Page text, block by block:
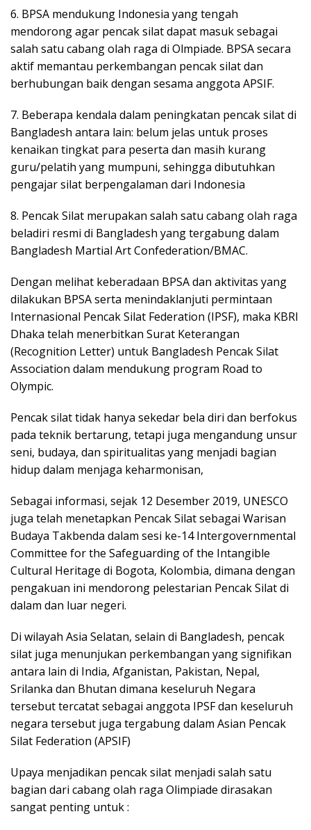
6. BPSA mendukung Indonesia yang tengah
mendorong agar pencak silat dapat masuk sebagai
salah satu cabang olah raga di Olmpiade. BPSA secara
aktif memantau perkembangan pencak silat dan
berhubungan baik dengan sesama anggota APSIF.
7. Beberapa kendala dalam peningkatan pencak silat di
Bangladesh antara lain: belum jelas untuk proses
kenaikan tingkat para peserta dan masih kurang
guru/pelatih yang mumpuni, sehingga dibutuhkan
pengajar silat berpengalaman dari Indonesia
8. Pencak Silat merupakan salah satu cabang olah raga
beladiri resmi di Bangladesh yang tergabung dalam
Bangladesh Martial Art Confederation/BMAC.
Dengan melihat keberadaan BPSA dan aktivitas yang
dilakukan BPSA serta menindaklanjuti permintaan
Internasional Pencak Silat Federation (IPSF), maka KBRI
Dhaka telah menerbitkan Surat Keterangan
(Recognition Letter) untuk Bangladesh Pencak Silat
Association dalam mendukung program Road to
Olympic.
Pencak silat tidak hanya sekedar bela diri dan berfokus
pada teknik bertarung, tetapi juga mengandung unsur
seni, budaya, dan spiritualitas yang menjadi bagian
hidup dalam menjaga keharmonisan,
Sebagai informasi, sejak 12 Desember 2019, UNESCO
juga telah menetapkan Pencak Silat sebagai Warisan
Budaya Takbenda dalam sesi ke-14 Intergovernmental
Committee for the Safeguarding of the Intangible
Cultural Heritage di Bogota, Kolombia, dimana dengan
pengakuan ini mendorong pelestarian Pencak Silat di
dalam dan luar negeri.
Di wilayah Asia Selatan, selain di Bangladesh, pencak
silat juga menunjukan perkembangan yang signifikan
antara lain di India, Afganistan, Pakistan, Nepal,
Srilanka dan Bhutan dimana keseluruh Negara
tersebut tercatat sebagai anggota IPSF dan keseluruh
negara tersebut juga tergabung dalam Asian Pencak
Silat Federation (APSIF)
Upaya menjadikan pencak silat menjadi salah satu
bagian dari cabang olah raga Olimpiade dirasakan
sangat penting untuk :